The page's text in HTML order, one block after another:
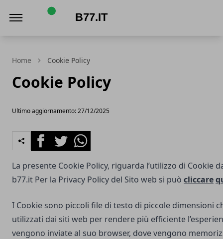
Home Cookie Policy
Cookie Policy
Ultimo aggiornamento: 27/12/2025
FacebookTwitterWhatsapp
La presente Cookie Policy, riguarda l’utilizzo di Cookie
b77.it Per la Privacy Policy del Sito web si può cliccare
I Cookie sono piccoli file di testo di piccole dimensioni
utilizzati dai siti web per rendere più efficiente
vengono inviate al suo browser, dove vengono